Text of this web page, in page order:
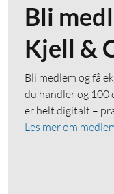
Bli
Kjell &
Bli medlem og få
du handler og 100
er helt digitalt –
Les mer om